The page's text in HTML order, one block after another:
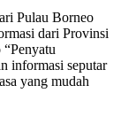
Pulau Borneo
dari Provinsi
informasi seputar
yang mudah